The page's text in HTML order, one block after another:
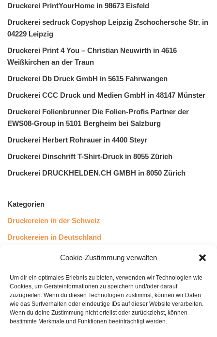
Cookie-Zustimmung verwalten
Um dir ein optimales Erlebnis zu bieten, verwenden wir Technologien wie
Cookies, um Geräteinformationen zu speichern und/oder darauf
zuzugreifen. Wenn du diesen Technologien zustimmst, können wir Daten
wie das Surfverhalten oder eindeutige IDs auf dieser Website verarbeiten.
Wenn du deine Zustimmung nicht erteilst oder zurückziehst, können
bestimmte Merkmale und Funktionen beeinträchtigt werden.
Druckerei PrintYourHome in 98673 Eisfeld
Druckerei sedruck Copyshop Leipzig Zschochersche Str. in
04229 Leipzig
Druckerei Print 4 You – Christian Neuwirth in 4616
Weißkirchen an der Traun
Druckerei Db Druck GmbH in 5615 Fahrwangen
Druckerei CCC Druck und Medien GmbH in 48147 Münster
Druckerei Folienbrunner Die Folien-Profis Partner der
EWS08-Group in 5101 Bergheim bei Salzburg
Druckerei Herbert Rohrauer in 4400 Steyr
Druckerei Dinschrift T-Shirt-Druck in 8055 Zürich
Druckerei DRUCKHELDEN.CH GMBH in 8050 Zürich
Kategorien
Druckereien in der Schweiz
Druckereien in Deutschland
Druckereien in Österreich
Kundenstimmen